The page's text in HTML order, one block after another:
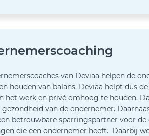
van Deviaa helpen de
houden van balans. Deviaa helpt dus
in het werk en privé omhoog te houden.
van de ondernemer.
betrouwbare sparringspartner voor
die een ondernemer heeft. Daarbij